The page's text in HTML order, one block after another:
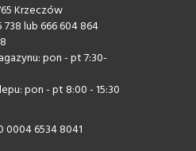
Krzeczów
lub 666 604 864
pon - pt 7:30-
pon - pt 8:00 - 15:30
0004 6534 8041